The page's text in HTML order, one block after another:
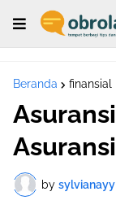
Beranda finansial
by sylvianayy